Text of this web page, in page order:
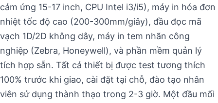
cảm ứng 15-17 inch, CPU Intel i3/i5), máy in hóa đơn
nhiệt tốc độ cao (200-300mm/giây), đầu đọc mã
vạch 1D/2D không dây, máy in tem nhãn công
nghiệp (Zebra, Honeywell), và phần mềm quản lý
tích hợp sẵn. Tất cả thiết bị được test tương thích
100% trước khi giao, cài đặt tại chỗ, đào tạo nhân
viên sử dụng thành thạo trong 2-3 giờ. Một đầu mối